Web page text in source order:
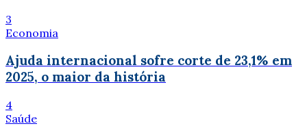
3
Economia
Ajuda internacional sofre corte de 23,1% em
2025, o maior da história
4
Saúde